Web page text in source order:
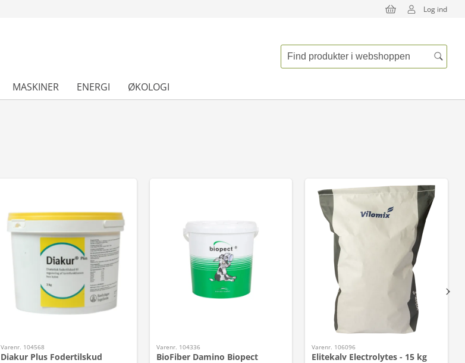
Log ind
MASKINER ENERGI ØKOLOGI
Varenr. 104568
Diakur Plus Fodertilskud
Varenr. 104336
BioFiber Damino Biopect
Varenr. 106096
Elitekalv Electrolytes - 15 kg